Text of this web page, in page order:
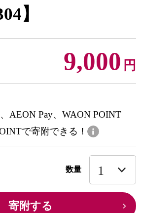
】
9,000 円
AEON Pay、WAON POINT
で寄附できる！
数量
寄附する